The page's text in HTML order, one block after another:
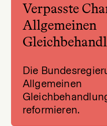
Verpasste
Allgemeinen
Die
Allgemeinen
reformieren.